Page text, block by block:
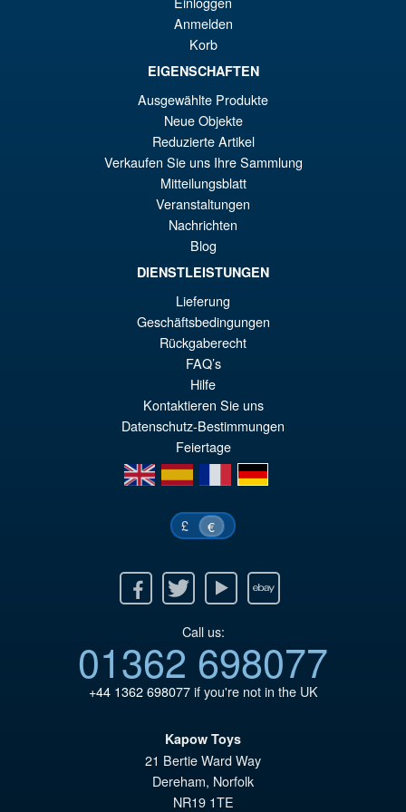
VORBESTELLUNGEN
S.H.Figuarts Demon Slayer
Kimetsu no Yaiba Zenitsu
Agatsuma Action Figure
VORBESTELLUNGEN
Anmelden
Korb
EIGENSCHAFTEN
Ausgewählte Produkte
Neue Objekte
Reduzierte Artikel
Verkaufen Sie uns Ihre Sammlung
Mitteilungsblatt
Veranstaltungen
Nachrichten
Blog
DIENSTLEISTUNGEN
Lieferung
Geschäftsbedingungen
Rückgaberecht
FAQ’s
Hilfe
Kontaktieren Sie uns
Datenschutz-Bestimmungen
Feiertage
en
es fr de
£ €
Twitter Youtube Ebay
Call us:
01362 698077
+44 1362 698077if you're not in the UK
Kapow Toys
21 Bertie Ward Way
Dereham, Norfolk
NR19 1TE